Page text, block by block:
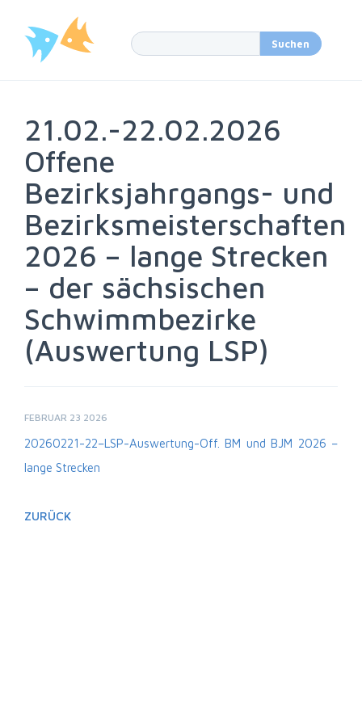
21.02.-22.02.2026
Offene
Bezirksjahrgangs- und
Bezirksmeisterschaften
2026 – lange Strecken
– der sächsischen
Schwimmbezirke
(Auswertung LSP)
FEBRUAR 23 2026
20260221-22–LSP-Auswertung-Off. BM und BJM 2026 –
lange Strecken
ZURÜCK